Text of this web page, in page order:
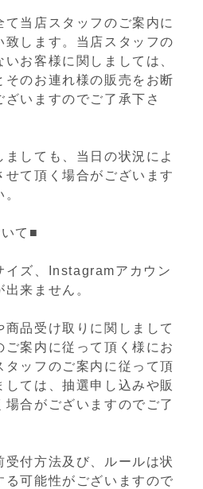
当店スタッフのご案内に
致します。当店スタッフの
お客様に関しましては、
そのお連れ様の販売をお断
ざいますのでご了承下さ
しても、当日の状況によ
せて頂く場合がございます
て■
ズ、Instagramアカウン
来ません。
品受け取りに関しまして
ご案内に従って頂く様にお
タッフのご案内に従って頂
ては、抽選申し込みや販
合がございますのでご了
付方法及び、ルールは状
る可能性がございますので